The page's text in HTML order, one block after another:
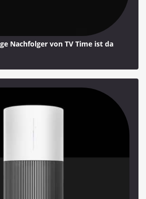
Nachfolger von TV Time ist da